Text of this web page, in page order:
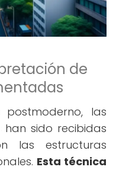
de
las
sido recibidas
las estructuras
Esta técnica